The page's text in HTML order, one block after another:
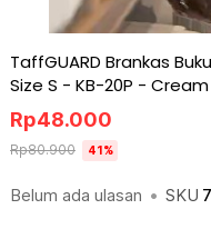
TaffGUARD Brankas
Size S - KB-20P - Cream
Belum ada ulasan • SKU
Rp48.000
Rp80.900 41%